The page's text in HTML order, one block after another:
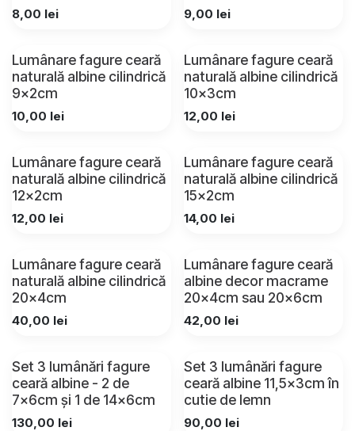
8,00 lei 9,00 lei
Lumânare fagure ceară
naturală albine cilindrică
9x2cm
10,00 lei
Lumânare fagure ceară
naturală albine cilindrică
10x3cm
12,00 lei
Lumânare fagure ceară
naturală albine cilindrică
12x2cm
12,00 lei
Lumânare fagure ceară
naturală albine cilindrică
15x2cm
14,00 lei
Lumânare fagure ceară
naturală albine cilindrică
20x4cm
40,00 lei
Lumânare fagure ceară
albine decor macrame
20x4cm sau 20x6cm
42,00 lei
Set 3 lumânări fagure
ceară albine - 2 de
7x6cm și 1 de 14x6cm
130,00 lei
Set 3 lumânări fagure
ceară albine 11,5x3cm în
cutie de lemn
90,00 lei